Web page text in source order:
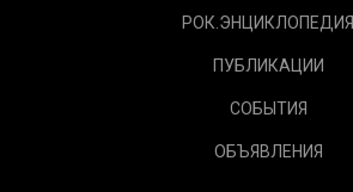
РОК.ЭНЦИКЛОПЕДИЯ
ПУБЛИКАЦИИ
СОБЫТИЯ
ОБЪЯВЛЕНИЯ